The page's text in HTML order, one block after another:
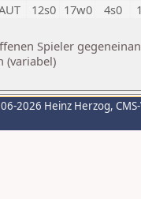
12s0 17w0 4s0
Spieler
(variabel)
2026 Heinz Herzog,